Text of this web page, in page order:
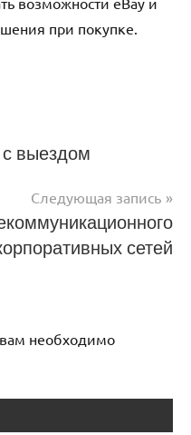
при покупке.
выездом
Следующая запись
сетей
необходимо